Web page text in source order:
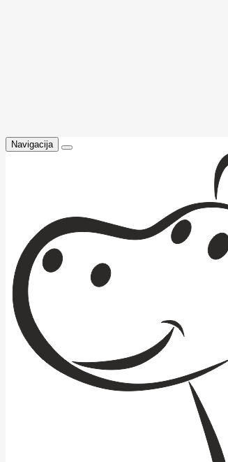
Navigacija